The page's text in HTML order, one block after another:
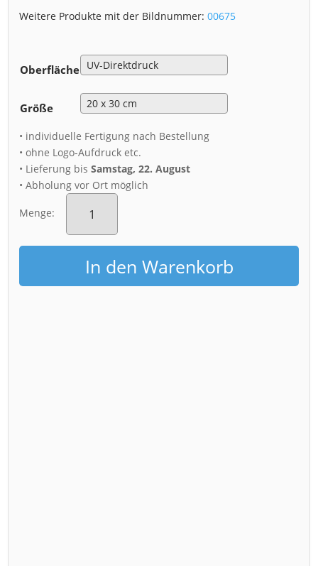
Weitere Produkte mit der Bildnummer:00675
Oberfläche
Größe
• individuelle Fertigung nach Bestellung
• ohne Logo-Aufdruck etc.
• Lieferung bisSamstag, 22. August
• Abholung vor Ort möglich
Menge:
Alu-
Dibond
Blick
auf
Frauenkirche
Menge
In den Warenkorb